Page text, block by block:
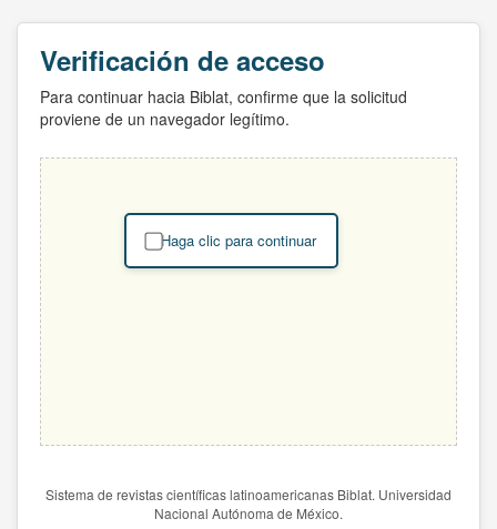
Verificación de acceso
Para continuar hacia Biblat, confirme que la solicitud
proviene de un navegador legítimo.
Haga clic para continuar
Sistema de revistas científicas latinoamericanas Biblat. Universidad
Nacional Autónoma de México.